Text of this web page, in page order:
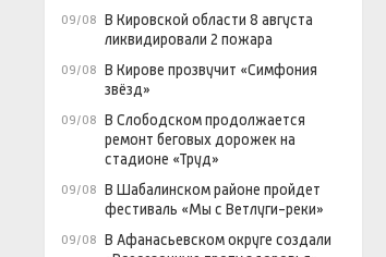
09/08 В Кировской области 8 августа
ликвидировали 2 пожара
09/08 В Кирове прозвучит «Симфония
звёзд»
09/08 В Слободском продолжается
ремонт беговых дорожек на
стадионе «Труд»
09/08 В Шабалинском районе пройдет
фестиваль «Мы с Ветлуги-реки»
09/08 В Афанасьевском округе создали